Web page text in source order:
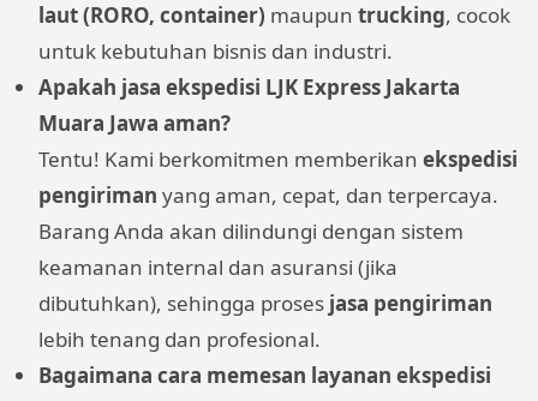
laut (RORO, container) maupun trucking, cocok
untuk kebutuhan bisnis dan industri.
Apakah jasa ekspedisi LJK Express Jakarta
Muara Jawa aman?
Tentu! Kami berkomitmen memberikan ekspedisi
pengiriman yang aman, cepat, dan terpercaya.
Barang Anda akan dilindungi dengan sistem
keamanan internal dan asuransi (jika
dibutuhkan), sehingga proses jasa pengiriman
lebih tenang dan profesional.
Bagaimana cara memesan layanan ekspedisi